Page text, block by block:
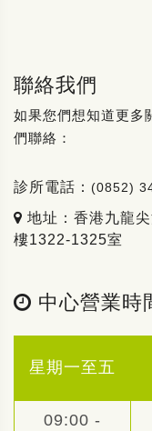
聯絡我們
如果您們想知道更多
們聯絡：
診所電話： (0852)
地址：香港九龍
樓1322-1325室
中心營業時
星期一至五
09:00 -